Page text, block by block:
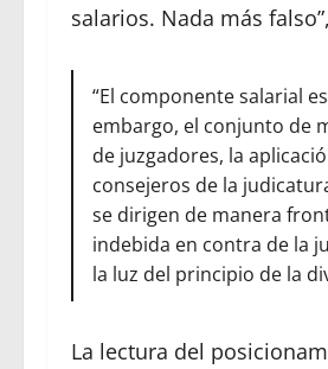
salarios. Nada más
“El componente salarial
embargo, el conjunto de
de juzgadores, la
consejeros de la
se dirigen de manera
indebida en contra de la
la luz del principio de la
La lectura del